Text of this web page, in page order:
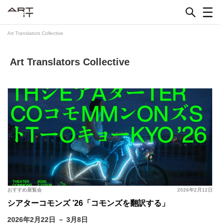
Art Translators Collective
Art Translators Collective
2026年2月12日
おすすめ展覧会
シアターコモンズ ’26「コモンズを翻訳する」
2026年2月22日 － 3月8日